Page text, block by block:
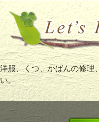
洋服、くつ、かばんの修理
い。